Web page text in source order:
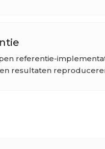
referentie-
resultaten